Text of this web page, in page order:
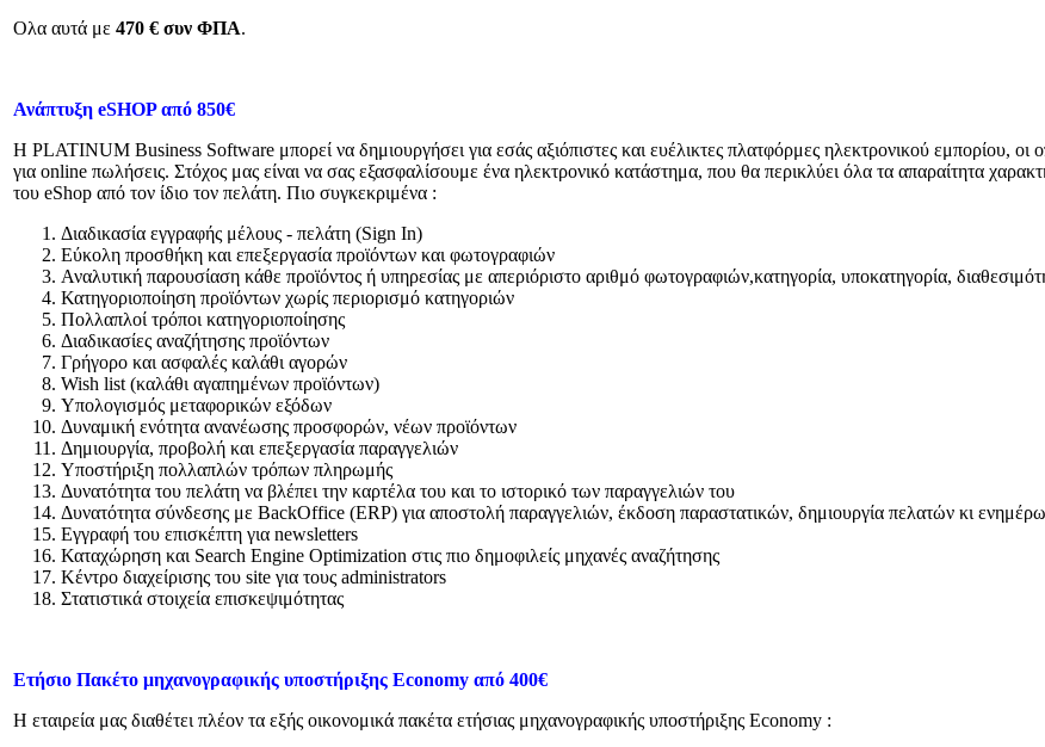
Ολα αυτά με 470 € συν ΦΠΑ.
Ανάπτυξη eSHOP από 850€
Η PLATINUM Business Software μπορεί να δημιουργήσει για εσάς αξιόπιστες και ευέλικτες πλατφόρμες ηλεκτρονικού εμπορίου, οι
για online πωλήσεις. Στόχος μας είναι να σας εξασφαλίσουμε ένα ηλεκτρονικό κατάστημα, που θα περικλύει όλα τα απαραίτητα
του eShop από τον ίδιο τον πελάτη. Πιο συγκεκριμένα :
Διαδικασία εγγραφής μέλους - πελάτη (Sign In)
Εύκολη προσθήκη και επεξεργασία προϊόντων και φωτογραφιών
Αναλυτική παρουσίαση κάθε προϊόντος ή υπηρεσίας με απεριόριστο αριθμό φωτογραφιών,κατηγορία, υποκατηγορία,
Κατηγοριοποίηση προϊόντων χωρίς περιορισμό κατηγοριών
Πολλαπλοί τρόποι κατηγοριοποίησης
Διαδικασίες αναζήτησης προϊόντων
Γρήγορο και ασφαλές καλάθι αγορών
Wish list (καλάθι αγαπημένων προϊόντων)
Υπολογισμός μεταφορικών εξόδων
Δυναμική ενότητα ανανέωσης προσφορών, νέων προϊόντων
Δημιουργία, προβολή και επεξεργασία παραγγελιών
Υποστήριξη πολλαπλών τρόπων πληρωμής
Δυνατότητα του πελάτη να βλέπει την καρτέλα του και το ιστορικό των παραγγελιών του
Δυνατότητα σύνδεσης με BackOffice (ERP) για αποστολή παραγγελιών, έκδοση παραστατικών, δημιουργία πελατών κι
Εγγραφή του επισκέπτη για newsletters
Καταχώρηση και Search Engine Optimization στις πιο δημοφιλείς μηχανές αναζήτησης
Κέντρο διαχείρισης του site για τους administrators
Στατιστικά στοιχεία επισκεψιμότητας
Ετήσιο Πακέτο μηχανογραφικής υποστήριξης Economy από 400€
Η εταιρεία μας διαθέτει πλέον τα εξής οικονομικά πακέτα ετήσιας μηχανογραφικής υποστήριξης Economy :